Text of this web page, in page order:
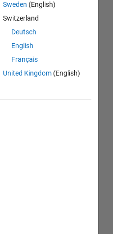
Sweden (English)
Switzerland
Deutsch
English
Français
United Kingdom(English)